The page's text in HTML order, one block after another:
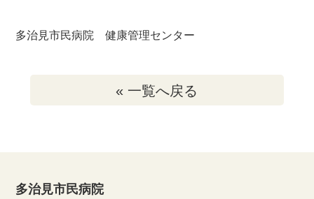
多治見市民病院 健康管理センター
« 一覧へ戻る
多治見市民病院